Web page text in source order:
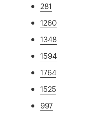
281
1260
1348
1594
1764
1525
997